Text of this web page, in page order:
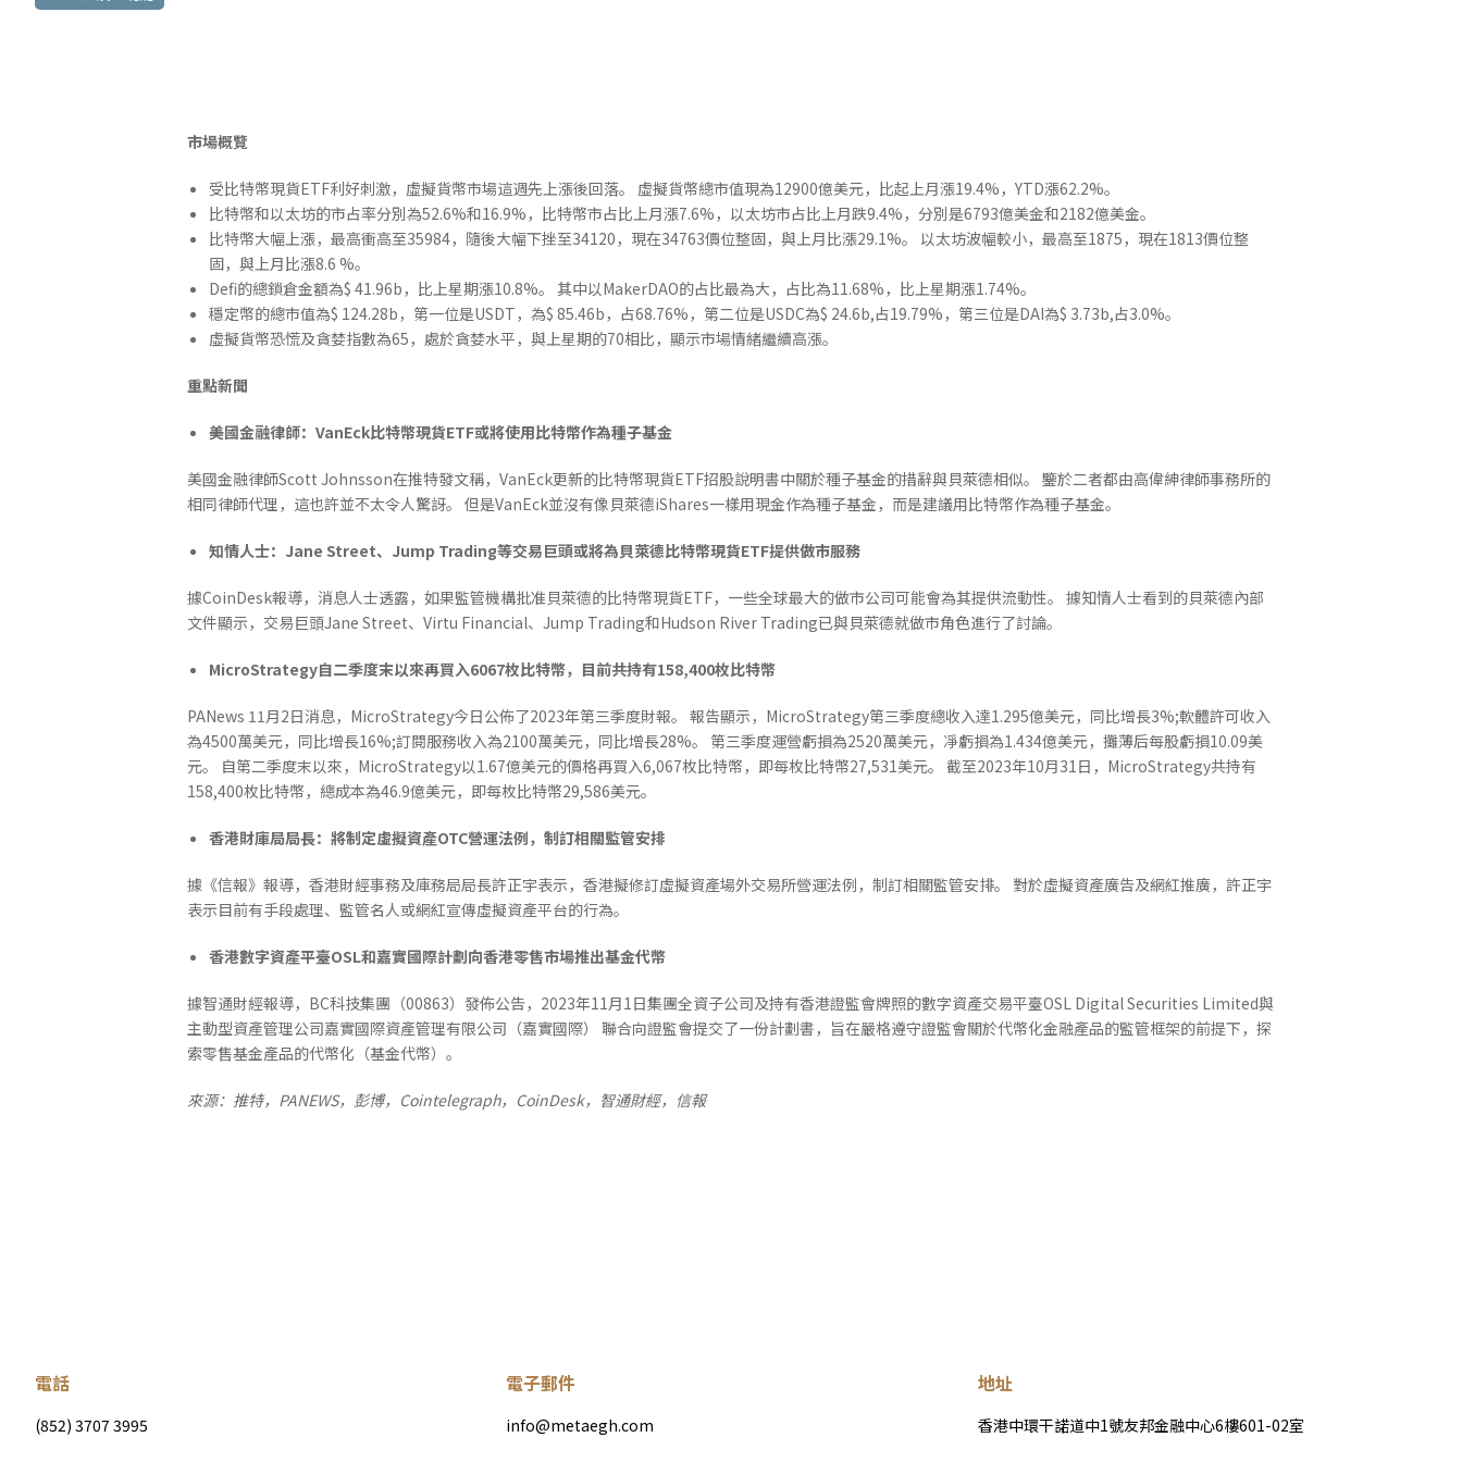
市場概覽
受比特幣現貨ETF利好刺激，虛擬貨幣市場這週先上漲後回落。 虛擬貨幣總市值現為12900億美元，比起上月漲19.4%，YTD漲62.2%。
比特幣和以太坊的市占率分別為52.6%和16.9%，比特幣市占比上月漲7.6%，以太坊市占比上月跌9.4%，分別是6793億美金和2182億美金。
比特幣大幅上漲，最高衝高至35984，隨後大幅下挫至34120，現在34763價位整固，與上月比漲29.1%。 以太坊波幅較小，最高至1875，現在1813價位整
固，與上月比漲8.6 %。
Defi的總鎖倉金額為$ 41.96b，比上星期漲10.8%。 其中以MakerDAO的占比最為大，占比為11.68%，比上星期漲1.74%。
穩定幣的總市值為$ 124.28b，第一位是USDT，為$ 85.46b，占68.76%，第二位是USDC為$ 24.6b,占19.79%，第三位是DAI為$ 3.73b,占3.0%。
虛擬貨幣恐慌及貪婪指數為65，處於貪婪水平，與上星期的70相比，顯示市場情緒繼續高漲。
重點新聞
美國金融律師：VanEck比特幣現貨ETF或將使用比特幣作為種子基金
美國金融律師Scott Johnsson在推特發文稱，VanEck更新的比特幣現貨ETF招股說明書中關於種子基金的措辭與貝萊德相似。 鑒於二者都由高偉紳律師事務所的
相同律師代理，這也許並不太令人驚訝。 但是VanEck並沒有像貝萊德iShares一樣用現金作為種子基金，而是建議用比特幣作為種子基金。
知情人士：Jane Street、Jump Trading等交易巨頭或將為貝萊德比特幣現貨ETF提供做市服務
據CoinDesk報導，消息人士透露，如果監管機構批准貝萊德的比特幣現貨ETF，一些全球最大的做市公司可能會為其提供流動性。 據知情人士看到的貝萊德內部
文件顯示，交易巨頭Jane Street、Virtu Financial、Jump Trading和Hudson River Trading已與貝萊德就做市角色進行了討論。
MicroStrategy自二季度末以來再買入6067枚比特幣，目前共持有158,400枚比特幣
PANews 11月2日消息，MicroStrategy今日公佈了2023年第三季度財報。 報告顯示，MicroStrategy第三季度總收入達1.295億美元，同比增長3%;軟體許可收入
為4500萬美元，同比增長16%;訂閱服務收入為2100萬美元，同比增長28%。 第三季度運營虧損為2520萬美元，凈虧損為1.434億美元，攤薄后每股虧損10.09美
元。 自第二季度末以來，MicroStrategy以1.67億美元的價格再買入6,067枚比特幣，即每枚比特幣27,531美元。 截至2023年10月31日，MicroStrategy共持有
158,400枚比特幣，總成本為46.9億美元，即每枚比特幣29,586美元。
香港財庫局局長：將制定虛擬資產OTC營運法例，制訂相關監管安排
據《信報》報導，香港財經事務及庫務局局長許正宇表示，香港擬修訂虛擬資產場外交易所營運法例，制訂相關監管安排。 對於虛擬資產廣告及網紅推廣，許正宇
表示目前有手段處理、監管名人或網紅宣傳虛擬資產平台的行為。
香港數字資產平臺OSL和嘉實國際計劃向香港零售市場推出基金代幣
據智通財經報導，BC科技集團（00863）發佈公告，2023年11月1日集團全資子公司及持有香港證監會牌照的數字資產交易平臺OSL Digital Securities Limited與
主動型資產管理公司嘉實國際資產管理有限公司（嘉實國際） 聯合向證監會提交了一份計劃書，旨在嚴格遵守證監會關於代幣化金融產品的監管框架的前提下，探
索零售基金產品的代幣化（基金代幣）。
來源：推特，PANEWS，彭博，Cointelegraph，CoinDesk，智通財經，信報
電話
(852) 3707 3995
電子郵件
info@metaegh.com
地址
香港中環干諾道中1號友邦金融中心6樓601-02室